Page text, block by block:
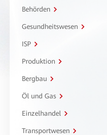
Behörden
Gesundheitswesen
ISP
Produktion
Bergbau
Öl und Gas
Einzelhandel
Transportwesen